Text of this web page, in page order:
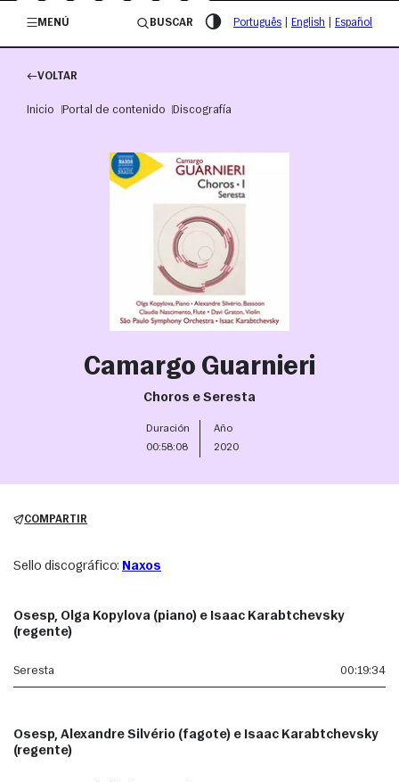
/governosp
MENÚ
BUSCAR Português English Español
VOLTAR
Inicio Portal de contenido Discografía
Camargo Guarnieri
Choros e Seresta
Duración
00:58:08
Año
2020
COMPARTIR
Sello discográfico: Naxos
Osesp, Olga Kopylova (piano) e Isaac Karabtchevsky
(regente)
Seresta 00:19:34
Osesp, Alexandre Silvério (fagote) e Isaac Karabtchevsky
(regente)